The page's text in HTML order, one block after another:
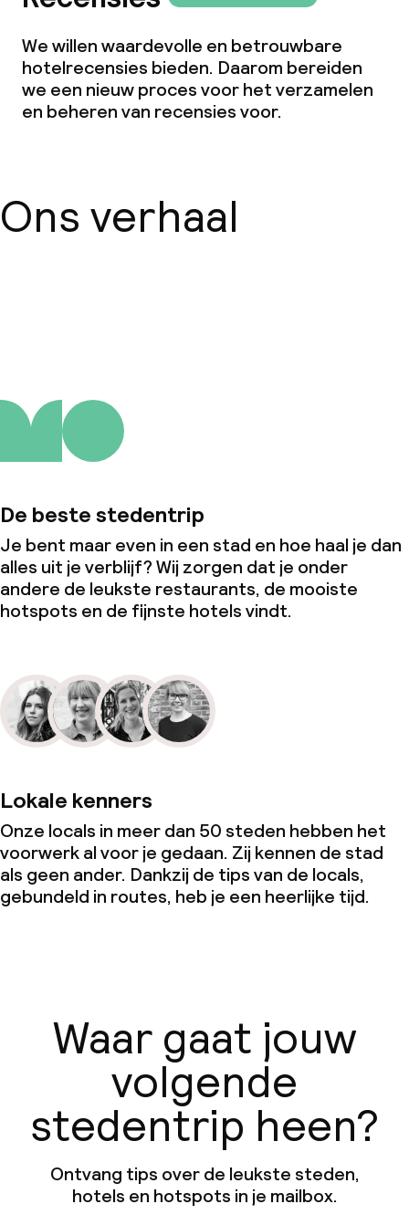
We willen waardevolle en betrouwbare
hotelrecensies bieden. Daarom bereiden
we een nieuw proces voor het verzamelen
en beheren van recensies voor.
Ons verhaal
De beste stedentrip
Je bent maar even in een stad en hoe haal je dan
alles uit je verblijf? Wij zorgen dat je onder
andere de leukste restaurants, de mooiste
hotspots en de fijnste hotels vindt.
Lokale kenners
Onze locals in meer dan 50 steden hebben het
voorwerk al voor je gedaan. Zij kennen de stad
als geen ander. Dankzij de tips van de locals,
gebundeld in routes, heb je een heerlijke tijd.
Waar gaat jouw
volgende
stedentrip heen?
Ontvang tips over de leukste steden,
hotels en hotspots in je mailbox.